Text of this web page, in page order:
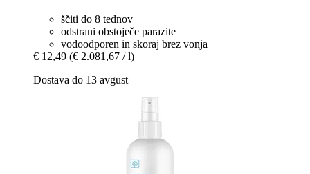
ščiti do 8 tednov
odstrani obstoječe parazite
vodoodporen in skoraj brez vonja
€ 12,49 (€ 2.081,67 / l)
Dostava do 13 avgust